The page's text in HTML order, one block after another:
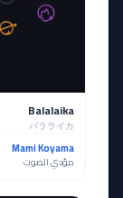
Balalaika
バラライカ
Mami Koyama
مؤدي الصوت